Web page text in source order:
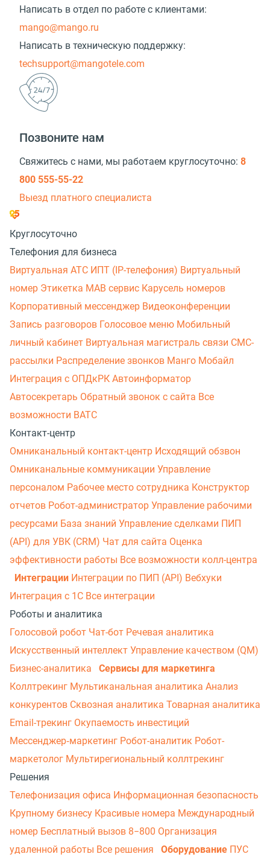
Написать в отдел по работе с клиентами:
mango@mango.ru
Написать в техническую поддержку:
techsupport@mangotele.com
Позвоните нам
Свяжитесь с нами, мы работаем круглосуточно: 8
800 555-55-22
Выезд платного специалиста
Круглосуточно
Телефония для бизнеса
Виртуальная АТС ИПТ (IP-телефония) Виртуальный
номер Этикетка МАВ сервис Карусель номеров
Корпоративный мессенджер Видеоконференции
Запись разговоров Голосовое меню Мобильный
личный кабинет Виртуальная магистраль связи СМС-
рассылки Распределение звонков Манго Мобайл
Интеграция с ОПДкРК Автоинформатор
Автосекретарь Обратный звонок с сайта Все
возможности ВАТС
Контакт-центр
Омниканальный контакт-центр Исходящий обзвон
Омниканальные коммуникации Управление
персоналом Рабочее место сотрудника Конструктор
отчетов Робот-администратор Управление рабочими
ресурсами База знаний Управление сделками ПИП
(API) для УВК (CRM) Чат для сайта Оценка
эффективности работы Все возможности колл-центра
Интеграции Интеграции по ПИП (API) Вебхуки
Интеграция с 1С Все интеграции
Роботы и аналитика
Голосовой робот Чат-бот Речевая аналитика
Искусственный интеллект Управление качеством (QM)
Бизнес-аналитика
Сервисы для маркетинга
Коллтрекинг Мультиканальная аналитика Анализ
конкурентов Сквозная аналитика Товарная аналитика
Email-трекинг Окупаемость инвестиций
Мессенджер‑маркетинг Робот-аналитик Робот-
маркетолог Мультирегиональный коллтрекинг
Решения
Телефонизация офиса Информационная безопасность
Крупному бизнесу Красивые номера Международный
номер Бесплатный вызов 8−800 Организация
удаленной работы Все решения Оборудование ПУС